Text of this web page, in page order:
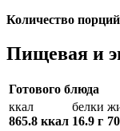
Количество
Пищевая и
Готового блюда
ккал
865.8 ккал
белки
16.9 г